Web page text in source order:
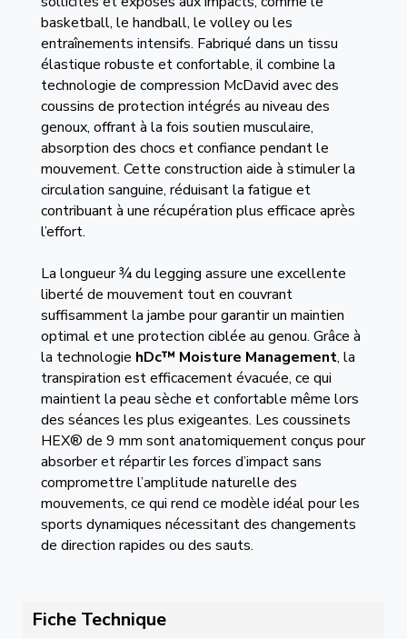
basketball, le handball, le volley ou les
entraînements intensifs. Fabriqué dans un tissu
élastique robuste et confortable, il combine la
technologie de compression McDavid avec des
coussins de protection intégrés au niveau des
genoux, offrant à la fois soutien musculaire,
absorption des chocs et confiance pendant le
mouvement. Cette construction aide à stimuler la
circulation sanguine, réduisant la fatigue et
contribuant à une récupération plus efficace après
l’effort.
La longueur ¾ du legging assure une excellente
liberté de mouvement tout en couvrant
suffisamment la jambe pour garantir un maintien
optimal et une protection ciblée au genou. Grâce à
la technologie hDc™ Moisture Management, la
transpiration est efficacement évacuée, ce qui
maintient la peau sèche et confortable même lors
des séances les plus exigeantes. Les coussinets
HEX® de 9 mm sont anatomiquement conçus pour
absorber et répartir les forces d’impact sans
compromettre l’amplitude naturelle des
mouvements, ce qui rend ce modèle idéal pour les
sports dynamiques nécessitant des changements
de direction rapides ou des sauts.
Fiche Technique